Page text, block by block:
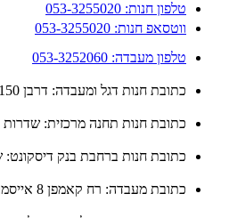
טלפון חנות: 053-3255020
ווטסאפ חנות: 053-3255020
טלפון מעבדה: 053-3252060
כתובת חנות דגל ומעבדה: דרבן 150 בפנינת אילת מול מול-הים
כתובת חנות תחנה מרכזית: שדרות התמרים
כתובת חנות ברחבת בנק דיסקונט: שדרות
כתובת מעבדה: רח קאמפן 8 אייסמול איזור המלונות, אילת